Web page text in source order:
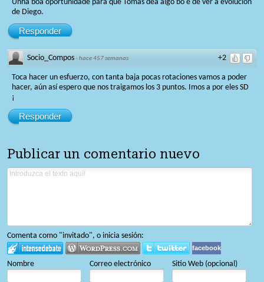
Unha boa oportunidade para que Tomás dea algo bo e de ver a evolución
de Diego.
Responder
+2
Socio_Compos ·hace 457 semanas
Toca hacer un esfuerzo, con tanta baja pocas rotaciones vamos a poder
hacer, aún así espero que nos traigamos los 3 puntos. Imos a por eles SD
¡
Responder
Publicar un comentario nuevo
Comenta como "invitado", o inicia sesión:
facebook
Nombre Correo electrónico Sitio Web (opcional)